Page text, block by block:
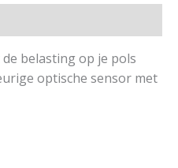
belasting op je pols
optische sensor met